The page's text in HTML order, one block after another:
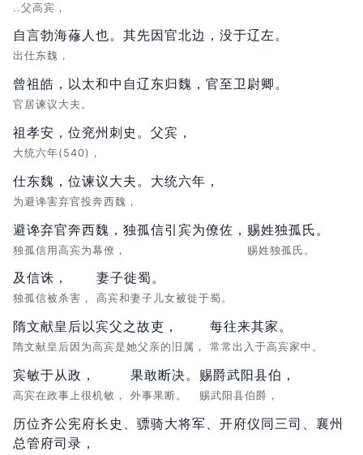
..父高宾，
自言勃海蓚人也。其先因官北边，没于辽左。
出仕东魏，
曾祖皓，以太和中自辽东归魏，官至卫尉卿。
官居谏议大夫。
祖孝安，位兖州刺史。父宾，
大统六年(540)，
仕东魏，位谏议大夫。大统六年，
为避谗害弃官投奔西魏，
避谗弃官奔西魏，独孤信引宾为僚佐，
独孤信用高宾为幕僚，
赐姓独孤氏。
赐姓独孤氏。
及信诛，
独孤信被杀害，
妻子徙蜀。
高宾和妻子儿女被徙于蜀。
隋文献皇后以宾父之故吏，
隋文献皇后因为高宾是她父亲的旧属，
每往来其家。
常常出入于高宾家中。
宾敏于从政，
高宾在政事上很机敏，
果敢断决。
外事果断。
赐爵武阳县伯，
赐武阳县伯爵，
历位齐公宪府长史、骠骑大将军、开府仪同三司、襄州
总管府司录，